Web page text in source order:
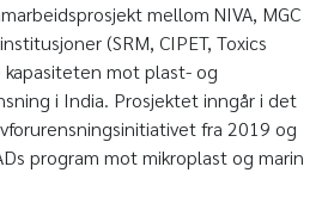
mellom NIVA, MGC
(SRM, CIPET, Toxics
kapasiteten mot plast- og
i India. Prosjektet inngår i det
fra 2019 og
program mot mikroplast og marin